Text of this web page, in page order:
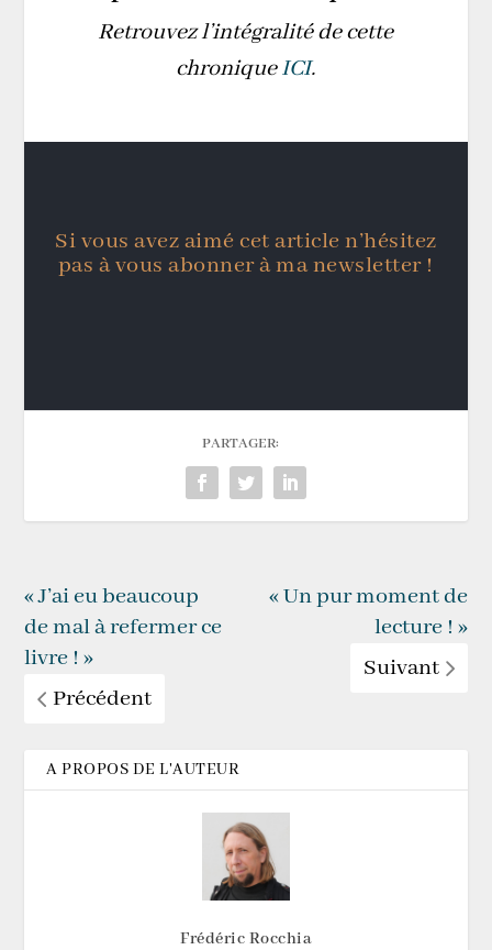
Retrouvez l’intégralité de cette
chroniqueICI.
Si vous avez aimé cet article n’hésitez
pas à vous abonner à ma newsletter !
PARTAGER:
« J’ai eu beaucoup
de mal à refermer ce
livre ! »
Précédent
« Un pur moment de
lecture ! »
Suivant
A PROPOS DE L'AUTEUR
Frédéric Rocchia